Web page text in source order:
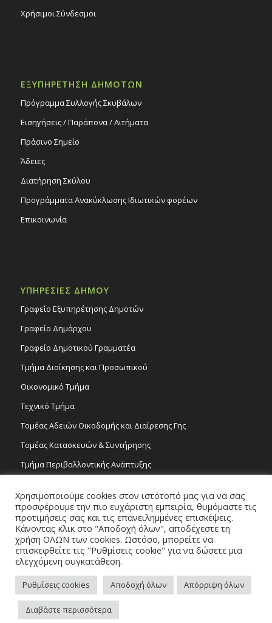
Χρήσιμοι Σύνδεσμοι
ΕΞΥΠΗΡΕΤΗΣΗ ΔΗΜΟΤΩΝ
Πρόγραμμα Συλλογής Σκυβάλων
Εισηγήσεις / Παράπονα / Αιτήματα
Πράσινο Σημείο
Άδειες
Διατήρηση Σκύλου
Προγράμματα Ανακύκλωσης Ιδιωτικών φορέων
Επικοινωνία
ΥΠΗΡΕΣΙΕΣ ΔΗΜΟΥ
Γραφείο Εξυπηρέτησης Δημοτών
Γραφείο Δημάρχου
Γραφείο Δημοτικού Γραμματέα
Τμήμα Διοίκησης και Προσωπικού
Οικονομικό Τμήμα
Τεχνικό Τμήμα
Τομέας Αδειών Οικοδομής και Διαίρεσης Γης
Τομέας Κατασκευών & Συντήρησης
Τμήμα Περιβαλλοντικής Ανάπτυξης
Τομέας Γραμμάτων και Τεχνών
Τροχονομία
Copyright 2026 © Δήμος Στροβόλου, All Rights Reserved. / Powered by
NETinfo Plc
Χρησιμοποιούμε cookies στον ιστότοπό μας για να σας
προσφέρουμε την πιο ευχάριστη εμπειρία, θυμόμαστε τις
προτιμήσεις σας και τις επανειλημμένες επισκέψεις.
Κάνοντας κλικ στο "Αποδοχή όλων", αποδέχεστε τη
χρήση ΟΛΩΝ των cookies. Ωστόσο, μπορείτε να
επισκεφθείτε τις "Ρυθμίσεις cookie" για να δώσετε μια
ελεγχόμενη συγκατάθεση.
Ρυθμίσεις cookies Αποδοχή όλων Απόρριψη όλων
Διαβάστε περισσότερα